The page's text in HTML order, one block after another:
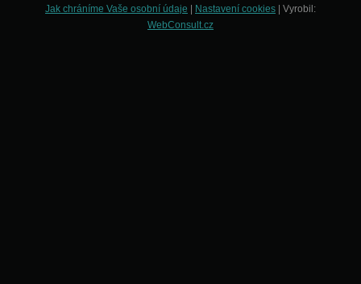
Jak chráníme Vaše osobní údaje
Nastavení cookies | Vyrobil:
WebConsult.cz